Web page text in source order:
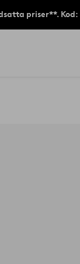
priser**. Kod: